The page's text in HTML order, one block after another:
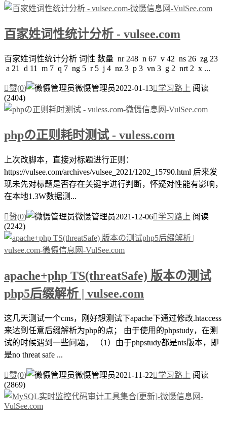
百家姓词性统计分析 - vulsee.com
百家姓词性统计分析 词性 数量 nr 248 n 67 v 42 ns 26 zg 23
a 21 d 11 m 7 q 7 ng 5 r 5 j 4 nz 3 p 3 vn 3 g 2 nrt 2 x ...
赞(0) 微慑管理员2022-01-13学习路上 阅读
(2404)
phpの正则耗时测试 - vuless.com
上次改脚本，直接对标题进行正则：
https://vulsee.com/archives/vulsee_2021/1202_15790.html 后来发
现未先对标题是否存在关键字进行判断，怀疑对性能有影响，
在本地1.3W数据测...
赞(0) 微慑管理员2021-12-06学习路上 阅读
(2242)
apache+php TS(threatSafe) 版本の测试
php5后缀解析 | vulsee.com
这几天测试一个cms，刚好想测试下apache下通过修改.htaccess
来达到任意后缀解析为php的点； 由于使用的phpstudy，在测
试的时候遇到一些问题， （1）由于phpstudy都是nts版本，即
是no threat safe ...
赞(0) 微慑管理员2021-11-22学习路上 阅读
(2869)